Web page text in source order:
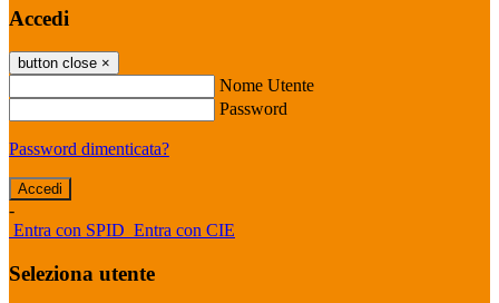
Accedi
button close ×
Nome Utente
Password
Password dimenticata?
-
Entra con SPID Entra con CIE
Seleziona utente